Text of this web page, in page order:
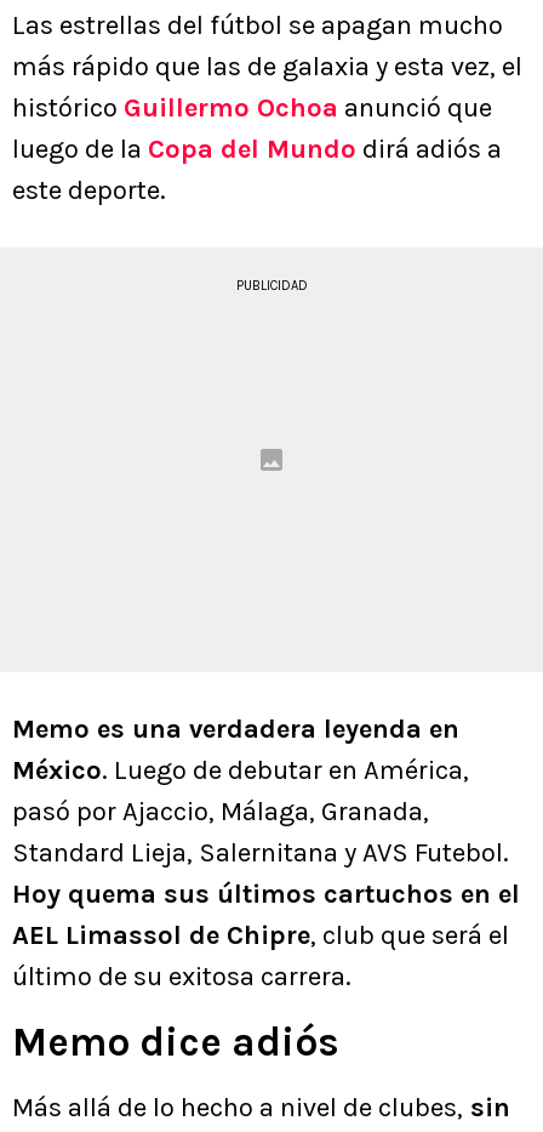
Las estrellas del fútbol se apagan mucho
más rápido que las de galaxia y esta vez, el
histórico Guillermo Ochoa anunció que
luego de la Copa del Mundo dirá adiós a
este deporte.
PUBLICIDAD
Memo es una verdadera leyenda en
México. Luego de debutar en América,
pasó por Ajaccio, Málaga, Granada,
Standard Lieja, Salernitana y AVS Futebol.
Hoy quema sus últimos cartuchos en el
AEL Limassol de Chipre, club que será el
último de su exitosa carrera.
Memo dice adiós
Más allá de lo hecho a nivel de clubes, sin